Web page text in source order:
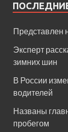
Представлен
Эксперт
зимних шин
В России
водителей
Названы
пробегом